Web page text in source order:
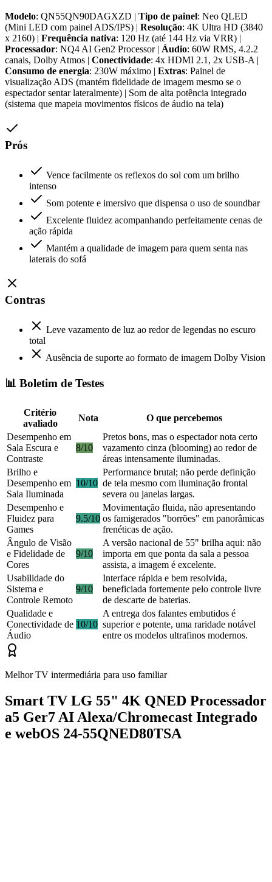
Modelo: QN55QN90DAGXZD | Tipo de painel: Neo QLED
(Mini LED com painel ADS/IPS) | Resolução: 4K Ultra HD (3840
x 2160) | Frequência nativa: 120 Hz (até 144 Hz via VRR) |
Processador: NQ4 AI Gen2 Processor | Áudio: 60W RMS, 4.2.2
canais, Dolby Atmos | Conectividade: 4x HDMI 2.1, 2x USB-A |
Consumo de energia: 230W máximo | Extras: Painel de
visualização ADS (mantém fidelidade de imagem mesmo se o
espectador sentar lateralmente) | Som de alta potência integrado
(sistema que mapeia movimentos físicos de áudio na tela)
Prós
Vence facilmente os reflexos do sol com um brilho
intenso
Som potente e imersivo que dispensa o uso de soundbar
Excelente fluidez acompanhando perfeitamente cenas de
ação rápida
Mantém a qualidade de imagem para quem senta nas
laterais do sofá
Contras
Leve vazamento de luz ao redor de legendas no escuro
total
Ausência de suporte ao formato de imagem Dolby Vision
📊 Boletim de Testes
Critério
avaliado
Nota
O que percebemos
Desempenho em
Sala Escura e
Contraste
8/10
Pretos bons, mas o espectador nota certo
vazamento cinza (blooming) ao redor de
áreas intensamente iluminadas.
Brilho e
Desempenho em
Sala Iluminada
10/10
Performance brutal; não perde definição
de tela mesmo com iluminação frontal
severa ou janelas largas.
Desempenho e
Fluidez para
Games
9.5/10
Movimentação fluida, não apresentando
os famigerados "borrões" em panorâmicas
frenéticas de ação.
Ângulo de Visão
e Fidelidade de
Cores
9/10
A versão nacional de 55" brilha aqui: não
importa em que ponta da sala a pessoa
assista, a imagem é excelente.
Usabilidade do
Sistema e
Controle Remoto
9/10
Interface rápida e bem resolvida,
beneficiada fortemente pelo controle livre
de descarte de baterias.
Qualidade e
Conectividade de
Áudio
10/10
A entrega dos falantes embutidos é
superior e potente, uma raridade notável
entre os modelos ultrafinos modernos.
Melhor TV intermediária para uso familiar
Smart TV LG 55" 4K QNED Processador
a5 Ger7 AI Alexa/Chromecast Integrado
e webOS 24-55QNED80TSA